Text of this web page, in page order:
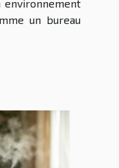
environnement
un bureau